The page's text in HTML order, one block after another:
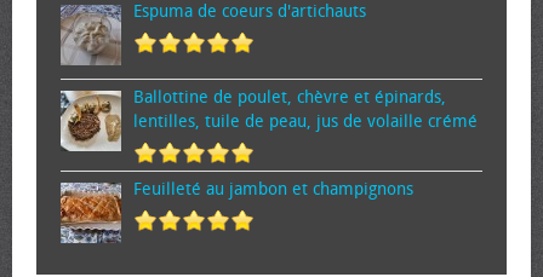
Espuma de cœurs d'artichauts
Ballottine de poulet, chèvre et épinards,
lentilles, tuile de peau, jus de volaille crémé
Feuilleté au jambon et champignons